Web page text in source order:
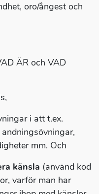
oro/ångest och
ÄR och VAD
i att t.ex.
mm. Och
känsla (använd kod
varför man har